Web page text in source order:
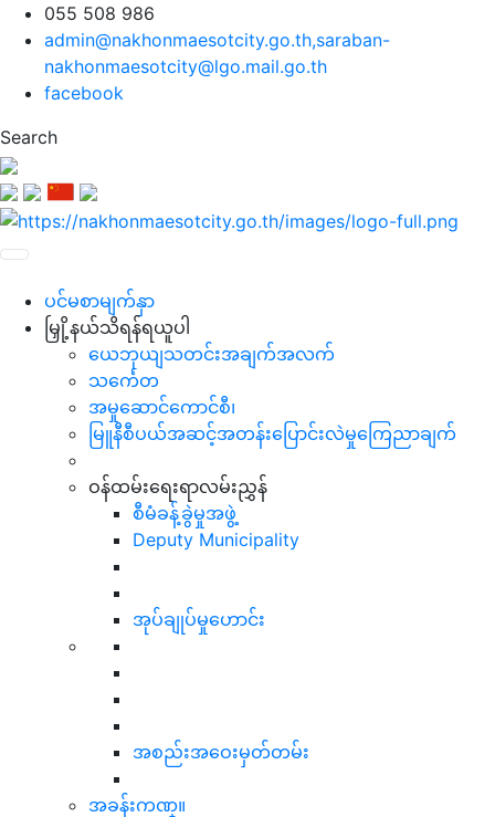
055 508 986
admin@nakhonmaesotcity.go.th,saraban-
nakhonmaesotcity@lgo.mail.go.th
facebook
Search
ပင်မစာမျက်နှာ
မြှို့နယ်သိရန်ရယူပါ
ယေဘုယျသတင်းအချက်အလက်
သင်္ကေတ
အမှုဆောင်ကောင်စီ၊
မြူနီစီပယ်အဆင့်အတန်းပြောင်းလဲမှုကြေညာချက်
ဝန်ထမ်းရေးရာလမ်းညွှန်
စီမံခန့်ခွဲမှုအဖွဲ့
Deputy Municipality
အုပ်ချုပ်မှုဟောင်း
အစည်းအဝေးမှတ်တမ်း
အခန်းကဏ္။